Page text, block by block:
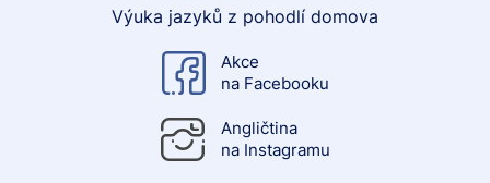
Výuka jazyků z pohodlí domova
Akce
na Facebooku
Angličtina
na Instagramu